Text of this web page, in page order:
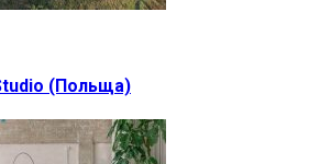
(Польща)